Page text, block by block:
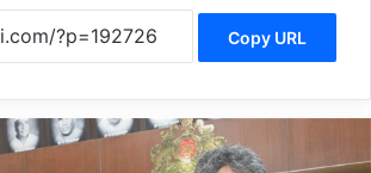
Copy URL